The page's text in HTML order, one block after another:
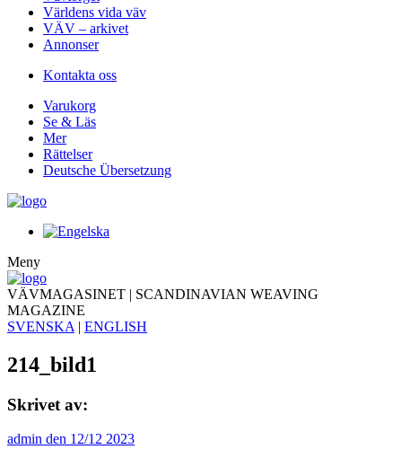
Världens vida väv
VÄV – arkivet
Annonser
Kontakta oss
Varukorg
Se & Läs
Mer
Rättelser
Deutsche Übersetzung
Meny
VÄVMAGASINET | SCANDINAVIAN WEAVING
MAGAZINE
SVENSKA | ENGLISH
214_bild1
Skrivet av:
admin den 12/12 2023